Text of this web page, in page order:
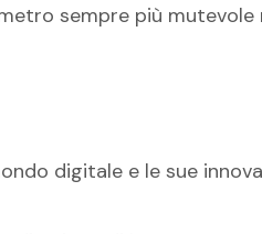
sempre più
digitale e le sue